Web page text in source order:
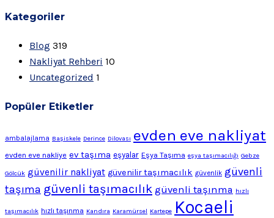
Kategoriler
Blog 319
Nakliyat Rehberi 10
Uncategorized 1
Popüler Etiketler
ambalajlama Başiskele Derince Dilovası evden eve nakliyat
evden eve nakliye ev taşıma eşyalar Eşya Taşıma eşya taşımacılığı Gebze
Gölcük güvenilir nakliyat güvenilir taşımacılık güvenlik güvenli
taşıma güvenli taşımacılık güvenli taşınma hızlı
taşımacılık hızlı taşınma Kandıra Karamürsel Kartepe Kocaeli